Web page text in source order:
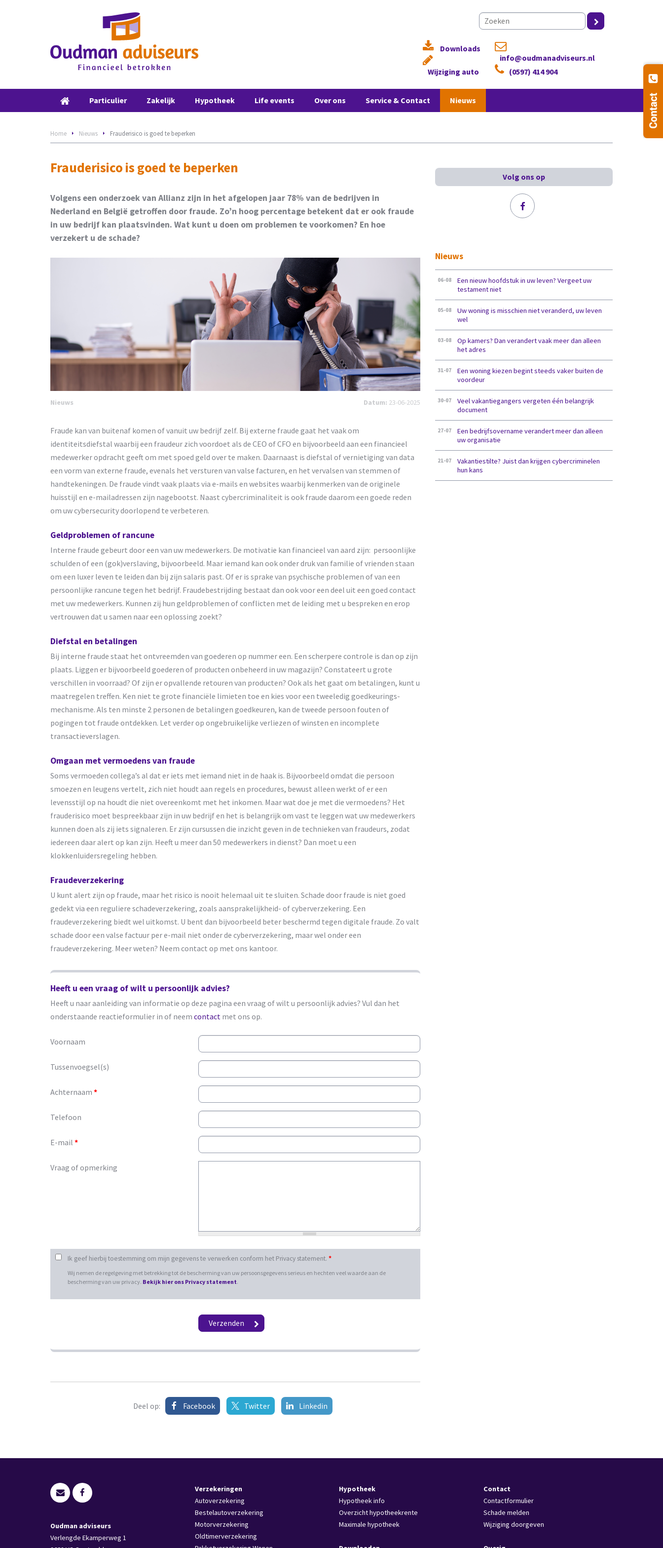
info@oudmanadviseurs.nl
(0597) 414 904
Downloads
Wijziging auto
Particulier Zakelijk Hypotheek Life events Over ons Service & Contact Nieuws
Home Nieuws Frauderisico is goed te beperken
Frauderisico is goed te beperken
Volgens een onderzoek van Allianz zijn in het afgelopen jaar 78% van de bedrijven in
Nederland en België getroffen door fraude. Zo’n hoog percentage betekent dat er ook fraude
in uw bedrijf kan plaatsvinden. Wat kunt u doen om problemen te voorkomen? En hoe
verzekert u de schade?
Nieuws Datum: 23-06-2025
Fraude kan van buitenaf komen of vanuit uw bedrijf zelf. Bij externe fraude gaat het vaak om
identiteitsdiefstal waarbij een fraudeur zich voordoet als de CEO of CFO en bijvoorbeeld aan een financieel
medewerker opdracht geeft om met spoed geld over te maken. Daarnaast is diefstal of vernietiging van data
een vorm van externe fraude, evenals het versturen van valse facturen, en het vervalsen van stemmen of
handtekeningen. De fraude vindt vaak plaats via e-mails en websites waarbij kenmerken van de originele
huisstijl en e-mailadressen zijn nagebootst. Naast cybercriminaliteit is ook fraude daarom een goede reden
om uw cybersecurity doorlopend te verbeteren.
Geldproblemen of rancune
Interne fraude gebeurt door een van uw medewerkers. De motivatie kan financieel van aard zijn: persoonlijke
schulden of een (gok)verslaving, bijvoorbeeld. Maar iemand kan ook onder druk van familie of vrienden staan
om een luxer leven te leiden dan bij zijn salaris past. Of er is sprake van psychische problemen of van een
persoonlijke rancune tegen het bedrijf. Fraudebestrijding bestaat dan ook voor een deel uit een goed contact
met uw medewerkers. Kunnen zij hun geldproblemen of conflicten met de leiding met u bespreken en erop
vertrouwen dat u samen naar een oplossing zoekt?
Diefstal en betalingen
Bij interne fraude staat het ontvreemden van goederen op nummer een. Een scherpere controle is dan op zijn
plaats. Liggen er bijvoorbeeld goederen of producten onbeheerd in uw magazijn? Constateert u grote
verschillen in voorraad? Of zijn er opvallende retouren van producten? Ook als het gaat om betalingen, kunt u
maatregelen treffen. Ken niet te grote financiële limieten toe en kies voor een tweeledig goedkeurings-
mechanisme. Als ten minste 2 personen de betalingen goedkeuren, kan de tweede persoon fouten of
pogingen tot fraude ontdekken. Let verder op ongebruikelijke verliezen of winsten en incomplete
transactieverslagen.
Omgaan met vermoedens van fraude
Soms vermoeden collega’s al dat er iets met iemand niet in de haak is. Bijvoorbeeld omdat die persoon
smoezen en leugens vertelt, zich niet houdt aan regels en procedures, bewust alleen werkt of er een
levensstijl op na houdt die niet overeenkomt met het inkomen. Maar wat doe je met die vermoedens? Het
frauderisico moet bespreekbaar zijn in uw bedrijf en het is belangrijk om vast te leggen wat uw medewerkers
kunnen doen als zij iets signaleren. Er zijn cursussen die inzicht geven in de technieken van fraudeurs, zodat
iedereen daar alert op kan zijn. Heeft u meer dan 50 medewerkers in dienst? Dan moet u een
klokkenluidersregeling hebben.
Fraudeverzekering
U kunt alert zijn op fraude, maar het risico is nooit helemaal uit te sluiten. Schade door fraude is niet goed
gedekt via een reguliere schadeverzekering, zoals aansprakelijkheid- of cyberverzekering. Een
fraudeverzekering biedt wel uitkomst. U bent dan bijvoorbeeld beter beschermd tegen digitale fraude. Zo valt
schade door een valse factuur per e-mail niet onder de cyberverzekering, maar wel onder een
fraudeverzekering. Meer weten? Neem contact op met ons kantoor.
Heeft u een vraag of wilt u persoonlijk advies?
Heeft u naar aanleiding van informatie op deze pagina een vraag of wilt u persoonlijk advies? Vul dan het
onderstaande reactieformulier in of neem contact met ons op.
Voornaam
Tussenvoegsel(s)
Achternaam *
Telefoon
E-mail *
Vraag of opmerking
Ik geef hierbij toestemming om mijn gegevens te verwerken conform het Privacy statement. *
Wij nemen de regelgeving met betrekking tot de bescherming van uw persoonsgegevens serieus en hechten veel waarde aan de
bescherming van uw privacy. Bekijk hier ons Privacy statement.
Deel op: Facebook Twitter Linkedin
Volg ons op
Nieuws
06-08
Een nieuw hoofdstuk in uw leven? Vergeet uw
testament niet
05-08
Uw woning is misschien niet veranderd, uw leven
wel
03-08
Op kamers? Dan verandert vaak meer dan alleen
het adres
31-07
Een woning kiezen begint steeds vaker buiten de
voordeur
30-07
Veel vakantiegangers vergeten één belangrijk
document
27-07
Een bedrijfsovername verandert meer dan alleen
uw organisatie
21-07
Vakantiestilte? Juist dan krijgen cybercriminelen
hun kans
Oudman adviseurs
Verlengde Ekamperweg 1
Verzekeringen
Autoverzekering
Bestelautoverzekering
Motorverzekering
Oldtimerverzekering
Hypotheek
Hypotheek info
Overzicht hypotheekrente
Maximale hypotheek
Contact
Contactformulier
Schade melden
Wijziging doorgeven